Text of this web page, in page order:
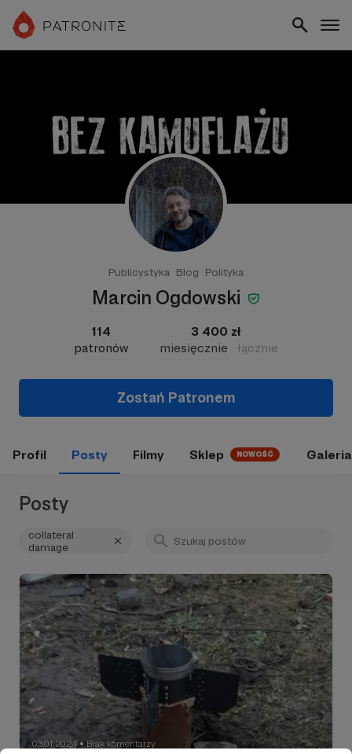
Publicystyka Blog Polityka
Marcin Ogdowski
114
patronów
3 400 zł
miesięcznie
łącznie
Zostań Patronem
Profil Posty Filmy Sklep NOWOŚĆ Galeria
Posty
collateral
damage
03.01.2024 ● Brak komentarzy